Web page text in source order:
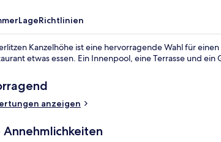
LageRichtlinien
Kanzelhöhe ist eine hervorragende Wahl für
etwas essen. Ein Innenpool, eine Terrasse und
anzeigen